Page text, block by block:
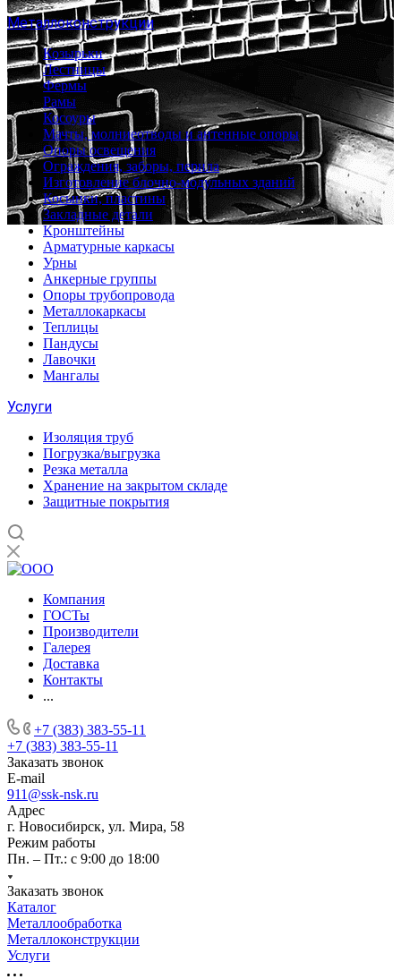
Металлоконструкции
Козырьки
Лестницы
Фермы
Рамы
Косоуры
Мачты, молниеотводы и антенные опоры
Опоры освещения
Ограждения, заборы, перила
Изготовление блочно-модульных зданий
Косынки, пластины
Закладные детали
Кронштейны
Арматурные каркасы
Урны
Анкерные группы
Опоры трубопровода
Металлокаркасы
Теплицы
Пандусы
Лавочки
Мангалы
Услуги
Изоляция труб
Погрузка/выгрузка
Резка металла
Хранение на закрытом складе
Защитные покрытия
Компания
ГОСТы
Производители
Галерея
Доставка
Контакты
...
+7 (383) 383-55-11
+7 (383) 383-55-11
Заказать звонок
E-mail
911@ssk-nsk.ru
Адрес
г. Новосибирск, ул. Мира, 58
Режим работы
Пн. – Пт.: с 9:00 до 18:00
Заказать звонок
Каталог
Металлообработка
Металлоконструкции
Услуги